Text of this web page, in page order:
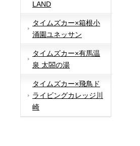
LAND
タイムズカー×箱根小
涌園ユネッサン
タイムズカー×有馬温
泉 太閤の湯
タイムズカー×飛鳥ド
ライビングカレッジ川
崎